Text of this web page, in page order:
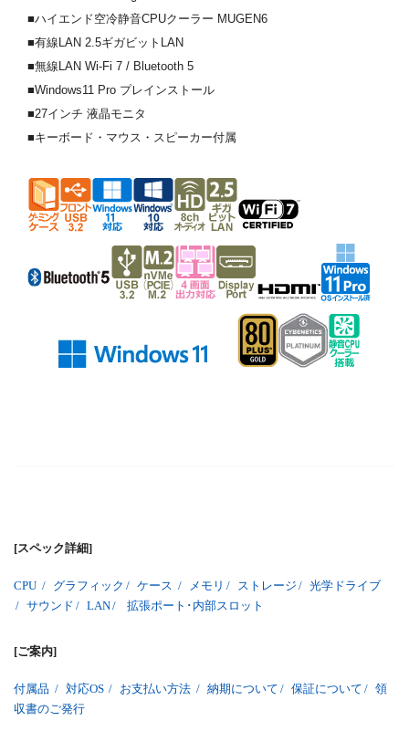
■ハイエンド空冷静音CPUクーラー MUGEN6
■有線LAN 2.5ギガビットLAN
■無線LAN Wi-Fi 7 / Bluetooth 5
■Windows11 Pro プレインストール
■27インチ 液晶モニタ
■キーボード・マウス・スピーカー付属
[スペック詳細]
CPU / グラフィック / ケース / メモリ / ストレージ / 光学ドライブ
/ サウンド / LAN/ 拡張ポート･内部スロット
[ご案内]
付属品 / 対応OS / お支払い方法 / 納期について / 保証について / 領
収書のご発行